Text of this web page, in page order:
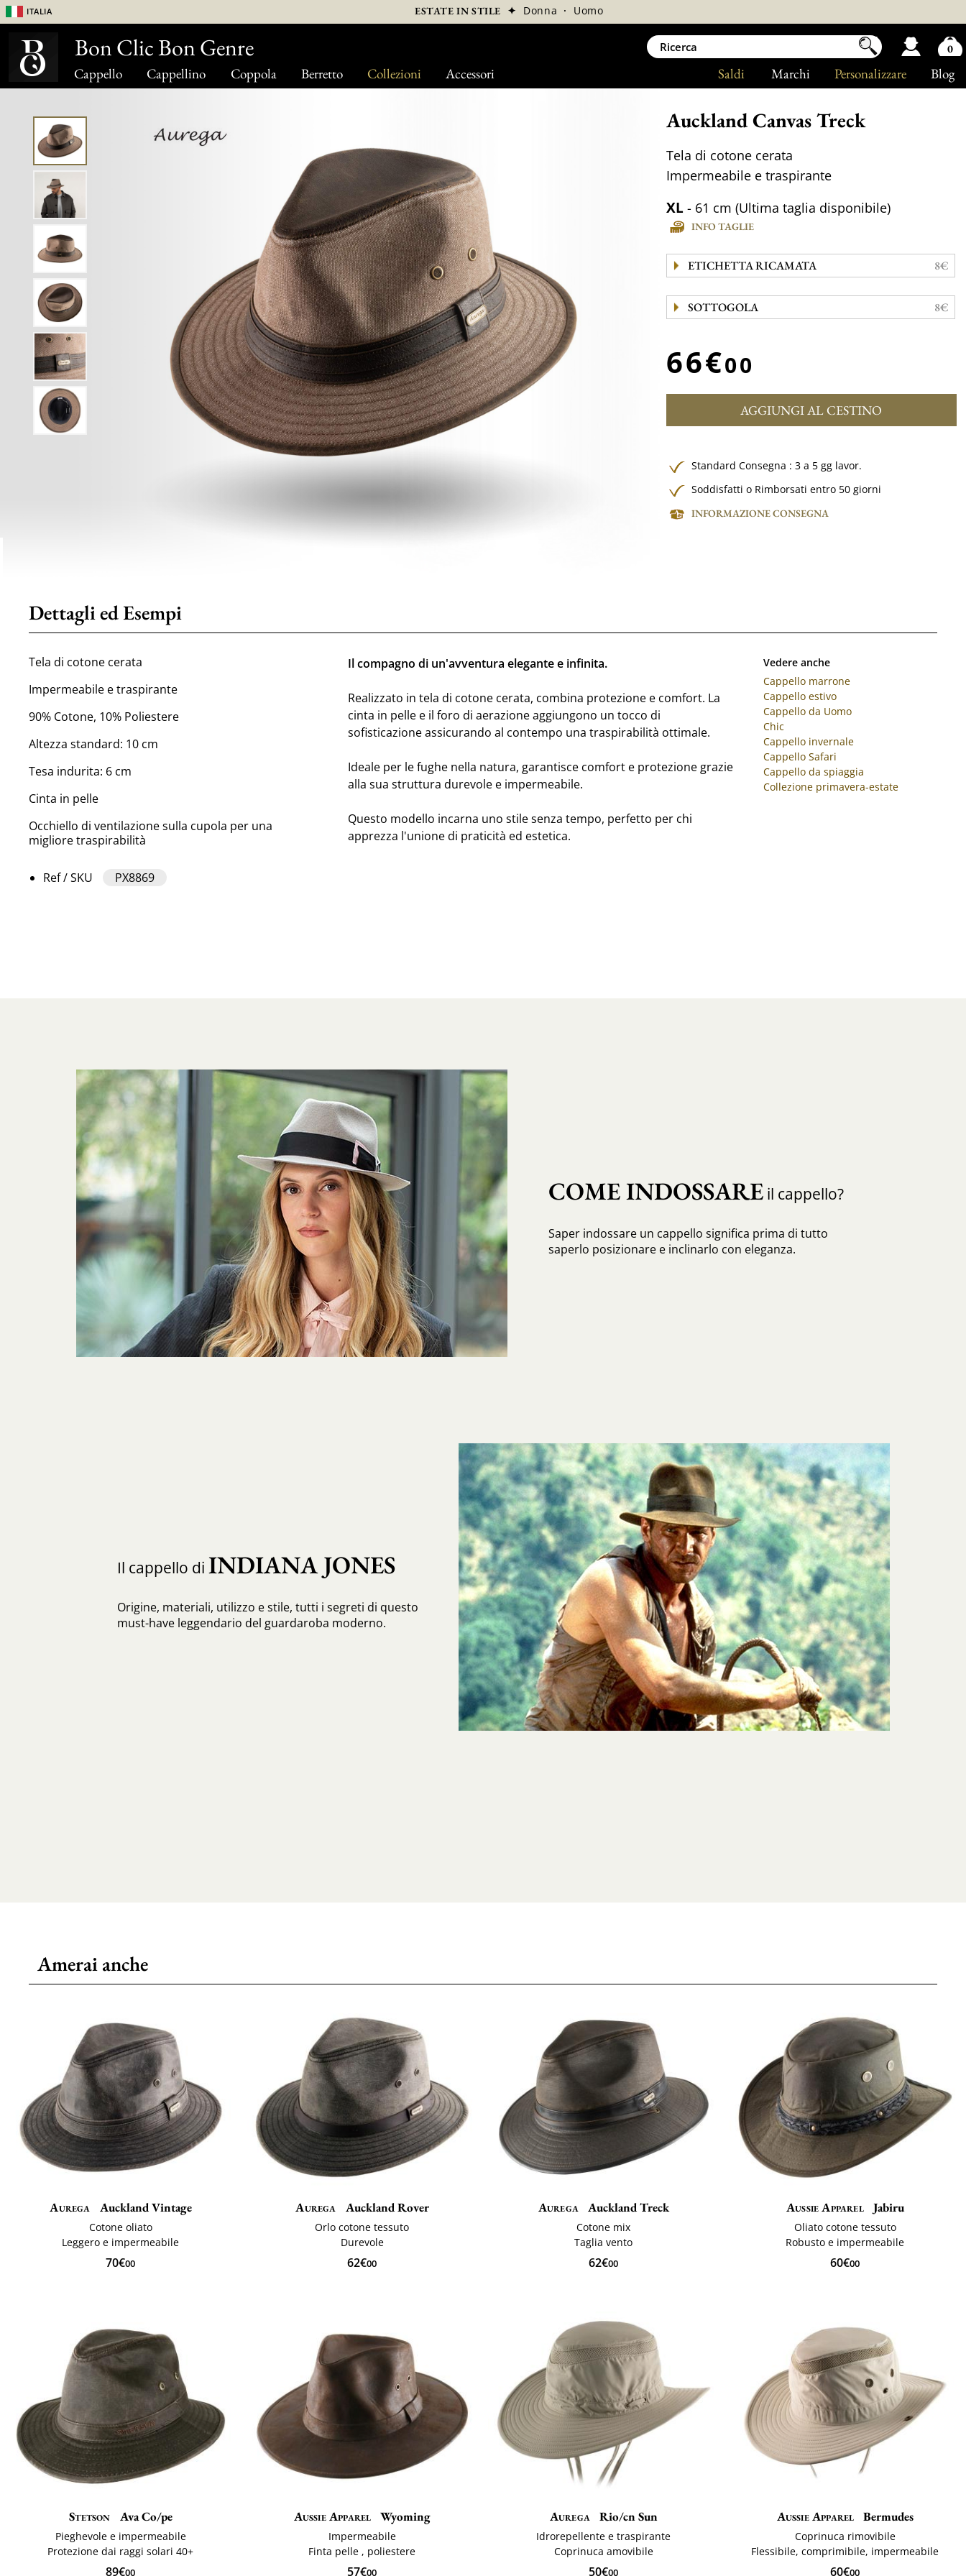
Cappello Cappellino Coppola Berretto Collezioni Accessori Blog
Personalizzare
Marchi
Saldi
Italia ESTATE IN STILE ✦ Donna · Uomo
Auckland Canvas Treck
Tela di cotone cerata
Impermeabile e traspirante
XL - 61 cm (Ultima taglia disponibile)
INFO TAGLIE
ETICHETTA RICAMATA 8€
SOTTOGOLA 8€
66€00
AGGIUNGI AL CESTINO
Standard Consegna : 3 a 5 gg lavor.
Soddisfatti o Rimborsati entro 50 giorni
INFORMAZIONE CONSEGNA
Dettagli ed Esempi
Tela di cotone cerata
Impermeabile e traspirante
90% Cotone, 10% Poliestere
Altezza standard: 10 cm
Tesa indurita: 6 cm
Cinta in pelle
Occhiello di ventilazione sulla cupola per una
migliore traspirabilità
Ref / SKU PX8869
Il compagno di un'avventura elegante e infinita.
Realizzato in tela di cotone cerata, combina protezione e comfort. La
cinta in pelle e il foro di aerazione aggiungono un tocco di
sofisticazione assicurando al contempo una traspirabilità ottimale.
Ideale per le fughe nella natura, garantisce comfort e protezione grazie
alla sua struttura durevole e impermeabile.
Questo modello incarna uno stile senza tempo, perfetto per chi
apprezza l'unione di praticità ed estetica.
Vedere anche
Cappello marrone
Cappello estivo
Cappello da Uomo
Chic
Cappello invernale
Cappello Safari
Cappello da spiaggia
Collezione primavera-estate
COME INDOSSAREil cappello?
Saper indossare un cappello significa prima di tutto
saperlo posizionare e inclinarlo con eleganza.
Il cappello di INDIANA JONES
Origine, materiali, utilizzo e stile, tutti i segreti di questo
must-have leggendario del guardaroba moderno.
Amerai anche
Aurega Auckland Vintage
Cotone oliato
Leggero e impermeabile
70€00
Aurega Auckland Rover
Orlo cotone tessuto
Durevole
62€00
Aurega Auckland Treck
Cotone mix
Taglia vento
62€00
Aussie Apparel Jabiru
Oliato cotone tessuto
Robusto e impermeabile
60€00
Stetson Ava Co/pe
Pieghevole e impermeabile
Protezione dai raggi solari 40+
89€00
Aussie Apparel Wyoming
Impermeabile
Finta pelle , poliestere
57€00
Aurega Rio/cn Sun
Idrorepellente e traspirante
Coprinuca amovibile
50€00
Aussie Apparel Bermudes
Coprinuca rimovibile
Flessibile, comprimibile, impermeabile
60€00
Bon Clic Bon Genre 0